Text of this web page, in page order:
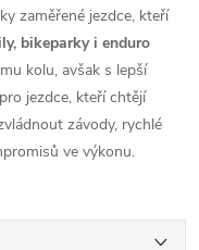
zaměřené jezdce, kteří
bikeparky i enduro
kolu, avšak s lepší
jezdce, kteří chtějí
závody, rychlé
ve výkonu.